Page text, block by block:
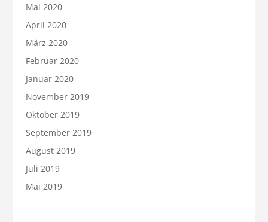
Mai 2020
April 2020
März 2020
Februar 2020
Januar 2020
November 2019
Oktober 2019
September 2019
August 2019
Juli 2019
Mai 2019